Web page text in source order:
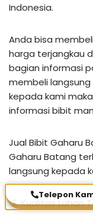
Indonesia.
Anda bisa
harga terjangkau
bagian informasi
membeli langsung
kepada kami
informasi bibit
Jual Bibit Gaharu
Gaharu Batang
langsung kepada
Kualitas Lahan
Telepon